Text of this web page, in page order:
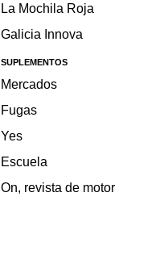
La Mochila Roja
Galicia Innova
SUPLEMENTOS
Mercados
Fugas
Yes
Escuela
On, revista de motor